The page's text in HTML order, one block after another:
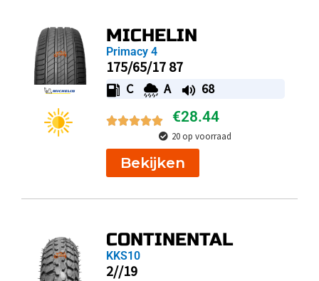
MICHELIN
Primacy 4
175/65/17 87
C A 68
€28.44
20 op voorraad
Bekijken
CONTINENTAL
KKS10
2//19